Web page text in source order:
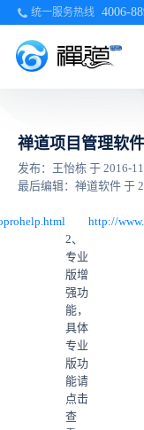
统一服务热线 4006-
禅道项目管理软
发布：王怡栋 于 2016-
最后编辑：禅道软件 于
http://
2、
专业
版增
强功
能，
具体
专业
版功
能请
点击
查